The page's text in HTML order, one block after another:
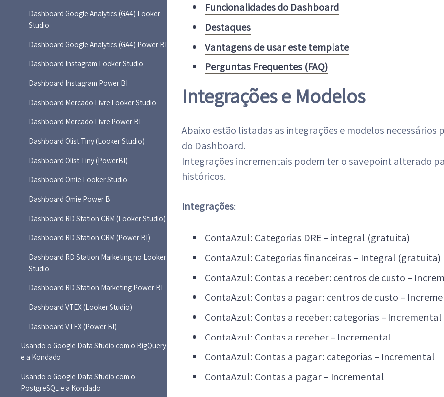
Dashboard Google Analytics (GA4) Looker
Studio
Dashboard Google Analytics (GA4) Power BI
Dashboard Instagram Looker Studio
Dashboard Instagram Power BI
Dashboard Mercado Livre Looker Studio
Dashboard Mercado Livre Power BI
Dashboard Olist Tiny (Looker Studio)
Dashboard Olist Tiny (PowerBI)
Dashboard Omie Looker Studio
Dashboard Omie Power BI
Dashboard RD Station CRM (Looker Studio)
Dashboard RD Station CRM (Power BI)
Dashboard RD Station Marketing no Looker
Studio
Dashboard RD Station Marketing Power BI
Dashboard VTEX (Looker Studio)
Dashboard VTEX (Power BI)
Usando o Google Data Studio com o BigQuery
e a Kondado
Usando o Google Data Studio com o
PostgreSQL e a Kondado
Funcionalidades do Dashboard
Destaques
Vantagens de usar este template
Perguntas Frequentes (FAQ)
Integrações e Modelos
Abaixo estão listadas as integrações e modelos
do Dashboard.
Integrações incrementais podem ter o savepoint alterado
históricos.
Integrações:
ContaAzul: Categorias DRE – integral (gratuita)
ContaAzul: Categorias financeiras – Integral (gratuita)
ContaAzul: Contas a receber: centros de custo –
ContaAzul: Contas a pagar: centros de custo –
ContaAzul: Contas a receber: categorias – Incremental
ContaAzul: Contas a receber – Incremental
ContaAzul: Contas a pagar: categorias – Incremental
ContaAzul: Contas a pagar – Incremental